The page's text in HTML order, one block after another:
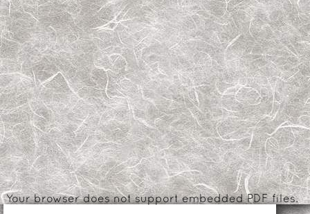
Your browser does not support embedded PDF files.